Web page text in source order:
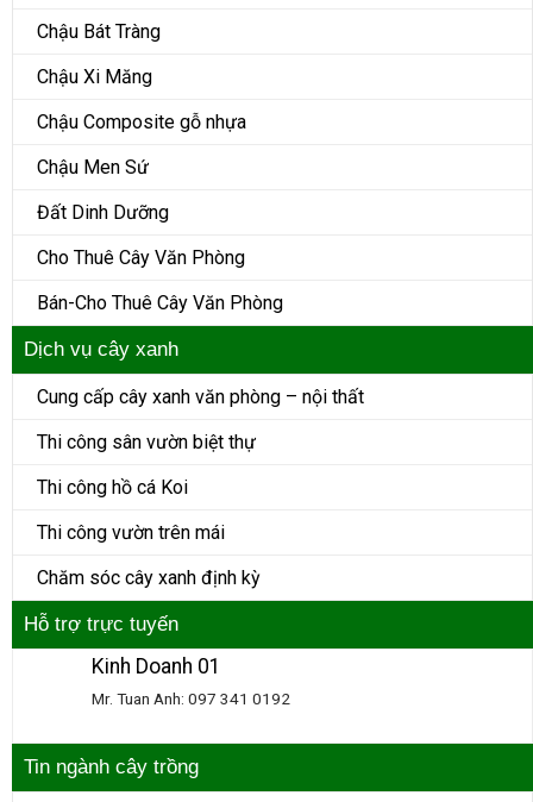
Chậu Bát Tràng
Chậu Xi Măng
Chậu Composite gỗ nhựa
Chậu Men Sứ
Đất Dinh Dưỡng
Cho Thuê Cây Văn Phòng
Bán-Cho Thuê Cây Văn Phòng
Dịch vụ cây xanh
Cung cấp cây xanh văn phòng – nội thất
Thi công sân vườn biệt thự
Thi công hồ cá Koi
Thi công vườn trên mái
Chăm sóc cây xanh định kỳ
Hỗ trợ trực tuyến
Kinh Doanh 01
Mr. Tuan Anh: 097 341 0192
Tin ngành cây trồng